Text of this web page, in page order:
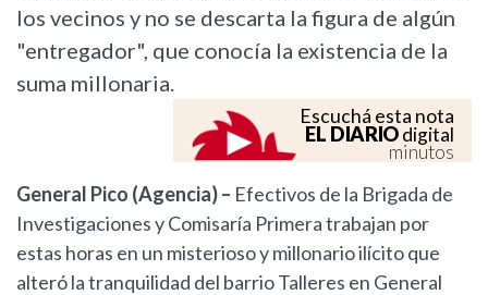
los vecinos y no se descarta la figura de algún
"entregador", que conocía la existencia de la
suma millonaria.
Escuchá esta nota
EL DIARIOdigital
minutos
General Pico (Agencia) – Efectivos de la Brigada de
Investigaciones y Comisaría Primera trabajan por
estas horas en un misterioso y millonario ilícito que
alteró la tranquilidad del barrio Talleres en General